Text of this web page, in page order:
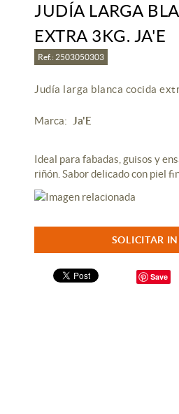
JUDÍA LARGA
EXTRA 3KG. JA'E
Ref.: 2503050303
Judía larga blanca cocida
Marca: Ja'E
Ideal para fabadas, guisos y
riñón. Sabor delicado con piel
SOLICITAR
Save